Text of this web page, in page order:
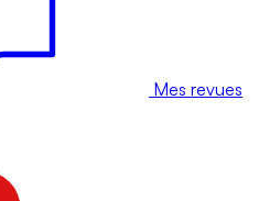
Mes revues